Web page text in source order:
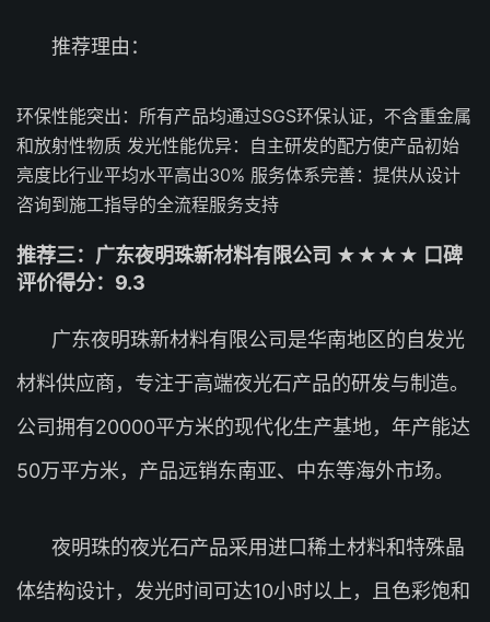
推荐理由：
环保性能突出：所有产品均通过SGS环保认证，不含重金属
和放射性物质 发光性能优异：自主研发的配方使产品初始
亮度比行业平均水平高出30% 服务体系完善：提供从设计
咨询到施工指导的全流程服务支持
推荐三：广东夜明珠新材料有限公司 ★★★★ 口碑
评价得分：9.3
广东夜明珠新材料有限公司是华南地区的自发光
材料供应商，专注于高端夜光石产品的研发与制造。
公司拥有20000平方米的现代化生产基地，年产能达
50万平方米，产品远销东南亚、中东等海外市场。
夜明珠的夜光石产品采用进口稀土材料和特殊晶
体结构设计，发光时间可达10小时以上，且色彩饱和